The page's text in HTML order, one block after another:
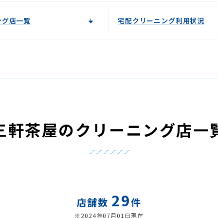
店一覧 宅配クリーニング利用状況
軒茶屋のクリーニング店一
店舗数 29件
※2024年07月01日現在